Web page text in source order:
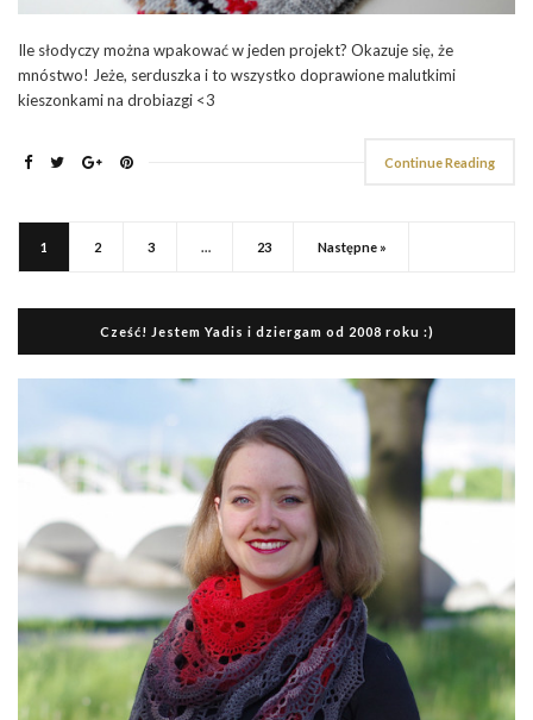
Ile słodyczy można wpakować w jeden projekt? Okazuje się, że
mnóstwo! Jeże, serduszka i to wszystko doprawione malutkimi
kieszonkami na drobiazgi <3
Continue Reading
1 2 3 … 23 Następne »
Cześć! Jestem Yadis i dziergam od 2008 roku :)